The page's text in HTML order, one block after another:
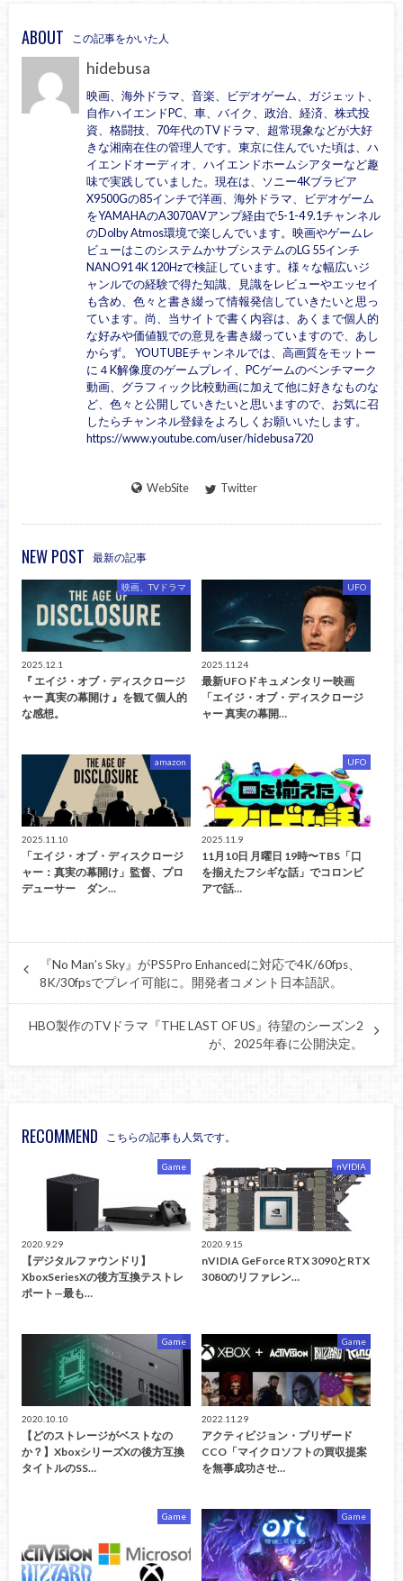
ABOUT この記事をかいた人
hidebusa
映画、海外ドラマ、音楽、ビデオゲーム、ガジェット、
自作ハイエンドPC、車、バイク、政治、経済、株式投
資、格闘技、70年代のTVドラマ、超常現象などが大好
きな湘南在住の管理人です。東京に住んでいた頃は、ハ
イエンドオーディオ、ハイエンドホームシアターなど趣
味で実践していました。現在は、ソニー4Kブラビア
X9500Gの85インチで洋画、海外ドラマ、ビデオゲーム
をYAMAHAのA3070AVアンプ経由で5-1-4 9.1チャンネル
のDolby Atmos環境で楽しんでいます。映画やゲームレ
ビューはこのシステムかサブシステムのLG 55インチ
NANO91 4K 120Hzで検証しています。様々な幅広いジ
ャンルでの経験で得た知識、見識をレビューやエッセイ
も含め、色々と書き綴って情報発信していきたいと思っ
ています。尚、当サイトで書く内容は、あくまで個人的
な好みや価値観での意見を書き綴っていますので、あし
からず。 YOUTUBEチャンネルでは、高画質をモットー
に４K解像度のゲームプレイ、PCゲームのベンチマーク
動画、グラフィック比較動画に加えて他に好きなものな
ど、色々と公開していきたいと思いますので、お気に召
したらチャンネル登録をよろしくお願いいたします。
https://www.youtube.com/user/hidebusa720
WebSite Twitter
NEW POST 最新の記事
映画、TVドラマ
2025.12.1
『 エイジ・オブ・ディスクロージ
ャー 真実の幕開け 』を観て個人的
な感想。
UFO
2025.11.24
最新UFOドキュメンタリー映画
「エイジ・オブ・ディスクロージ
ャー 真実の幕開…
amazon
2025.11.10
「エイジ・オブ・ディスクロージ
ャー：真実の幕開け」監督、プロ
デューサー ダン…
UFO
2025.11.9
11月10日 月曜日 19時〜TBS「口
を揃えたフシギな話」でコロンビ
アで話…
『No Man’s Sky』がPS5Pro Enhancedに対応で4K/60fps、
8K/30fpsでプレイ可能に。開発者コメント日本語訳。
HBO製作のTVドラマ『THE LAST OF US』待望のシーズン2
が、2025年春に公開決定。
RECOMMEND こちらの記事も人気です。
Game
2020.9.29
【デジタルファウンドリ】
XboxSeriesXの後方互換テストレ
ポート—最も…
nVIDIA
2020.9.15
nVIDIA GeForce RTX 3090とRTX
3080のリファレン…
Game
2020.10.10
【どのストレージがベストなの
か？】XboxシリーズXの後方互換
タイトルのSS…
Game
2022.11.29
アクティビジョン・ブリザード
CCO「マイクロソフトの買収提案
を無事成功させ…
Game Game